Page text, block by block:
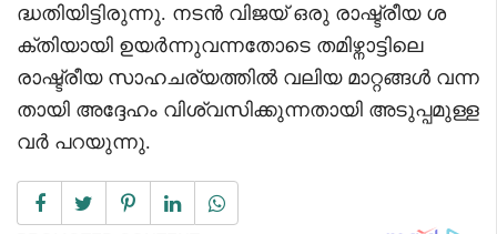
ദ്ധതിയിട്ടിരുന്നു. നടൻ വിജയ് ഒരു രാഷ്ട്രീയ ശ
ക്തിയായി ഉയർന്നുവന്നതോടെ തമിഴ്നാട്ടിലെ
രാഷ്ട്രീയ സാഹചര്യത്തിൽ വലിയ മാറ്റങ്ങൾ വന്ന
തായി അദ്ദേഹം വിശ്വസിക്കുന്നതായി അടുപ്പമുള്ള
വർ പറയുന്നു.